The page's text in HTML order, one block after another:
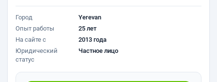
Город
Yerevan
Опыт работы
25 лет
На сайте с
2013 года
Юридический
статус
Частное лицо